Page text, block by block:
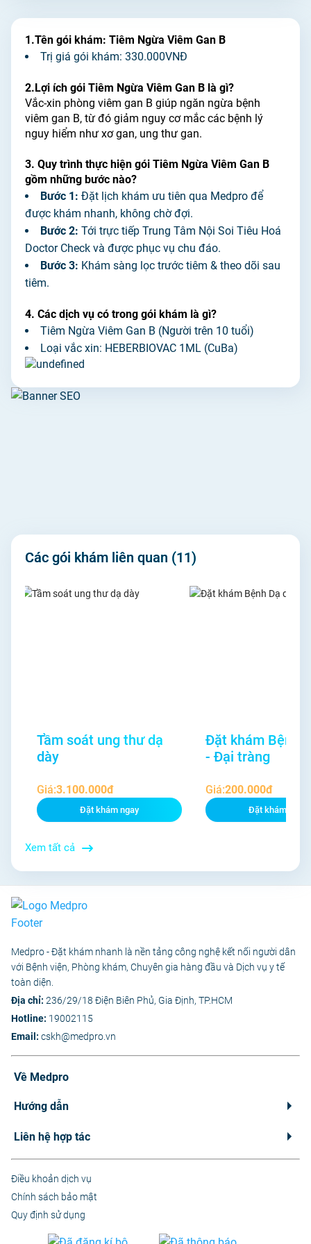
1.Tên gói khám: Tiêm Ngừa Viêm Gan B
Trị giá gói khám: 330.000VNĐ
2.Lợi ích gói Tiêm Ngừa Viêm Gan B là gì?
Vắc-xin phòng viêm gan B giúp ngăn ngừa bệnh
viêm gan B, từ đó giảm nguy cơ mắc các bệnh lý
nguy hiểm như xơ gan, ung thư gan.
3. Quy trình thực hiện gói Tiêm Ngừa Viêm Gan B
gồm những bước nào?
Bước 1: Đặt lịch khám ưu tiên qua Medpro để
được khám nhanh, không chờ đợi.
Bước 2: Tới trực tiếp Trung Tâm Nội Soi Tiêu Hoá
Doctor Check và được phục vụ chu đáo.
Bước 3: Khám sàng lọc trước tiêm & theo dõi sau
tiêm.
4. Các dịch vụ có trong gói khám là gì?
Tiêm Ngừa Viêm Gan B (Người trên 10 tuổi)
Loại vắc xin: HEBERBIOVAC 1ML (CuBa)
Các gói khám liên quan (11)
Tầm soát ung thư dạ
dày
Giá:3.100.000đ
Đặt khám ngay
Đặt khám Bệnh
- Đại tràng
Giá:200.000đ
Đặt khám ngay
Xem tất cả
Medpro - Đặt khám nhanh là nền tảng công nghệ kết nối người dân
với Bệnh viện, Phòng khám, Chuyên gia hàng đầu và Dịch vụ y tế
toàn diện.
Địa chỉ: 236/29/18 Điện Biên Phủ, Gia Định, TP.HCM
Hotline: 19002115
Email: cskh@medpro.vn
Về Medpro
Hướng dẫn
Liên hệ hợp tác
Điều khoản dịch vụ
Chính sách bảo mật
Quy định sử dụng